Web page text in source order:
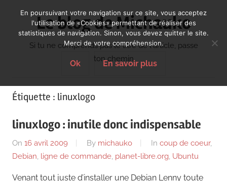
content
Le blog de Michauko
Si tu ne comprends pas le titre de l'article, passe
ton chemin
Étiquette : linuxlogo
linuxlogo : inutile donc indispensable
On 16 avril 2009 By michauko In coup de coeur,
Debian, ligne de commande, planet-libre.org, Ubuntu
Venant tout juste d’installer une Debian Lenny toute
En poursuivant votre navigation sur ce site, vous acceptez
l'utilisation de «Cookies» permettant de réaliser des
statistiques de navigation. Sinon, vous devez quitter le site.
Merci de votre compréhension.
Ok En savoir plus